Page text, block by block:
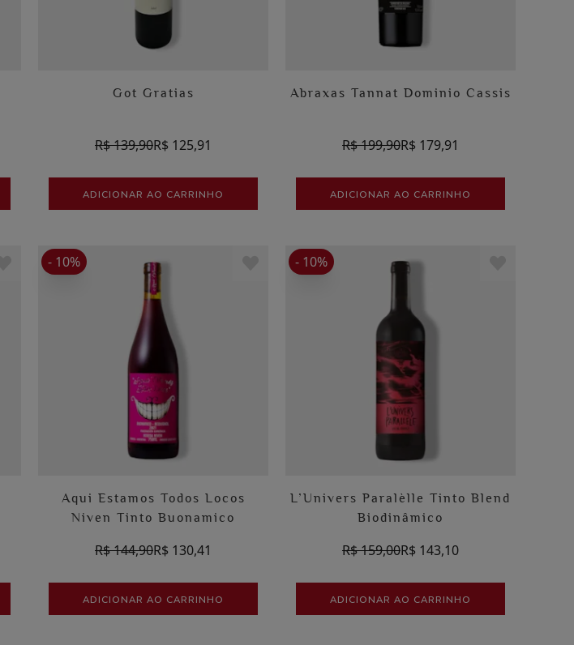
Got Gratias
R$ 139,90R$ 125,91
ADICIONAR AO CARRINHO
Abraxas Tannat Dominio Cassis
R$ 199,90R$ 179,91
ADICIONAR AO CARRINHO
Aqui Estamos Todos Locos
Niven Tinto Buonamico
R$ 144,90R$ 130,41
- 10%
ADICIONAR AO CARRINHO
L’Univers Paralèlle Tinto Blend
Biodinâmico
R$ 159,00R$ 143,10
- 10%
ADICIONAR AO CARRINHO